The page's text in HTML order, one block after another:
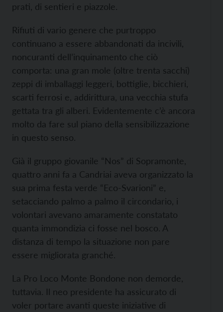
prati, di sentieri e piazzole.
Rifiuti di vario genere che purtroppo
continuano a essere abbandonati da incivili,
noncuranti dell’inquinamento che ciò
comporta: una gran mole (oltre trenta sacchi)
zeppi di imballaggi leggeri, bottiglie, bicchieri,
scarti ferrosi e, addirittura, una vecchia stufa
gettata tra gli alberi. Evidentemente c’è ancora
molto da fare sul piano della sensibilizzazione
in questo senso.
Già il gruppo giovanile “Nos” di Sopramonte,
quattro anni fa a Candriai aveva organizzato la
sua prima festa verde “Eco-Svarioni” e,
setacciando palmo a palmo il circondario, i
volontari avevano amaramente constatato
quanta immondizia ci fosse nel bosco. A
distanza di tempo la situazione non pare
essere migliorata granché.
La Pro Loco Monte Bondone non demorde,
tuttavia. Il neo presidente ha assicurato di
voler portare avanti queste iniziative di